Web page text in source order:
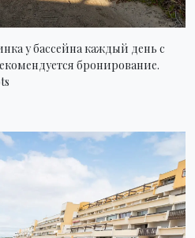
у бассейна каждый день с
бронирование.